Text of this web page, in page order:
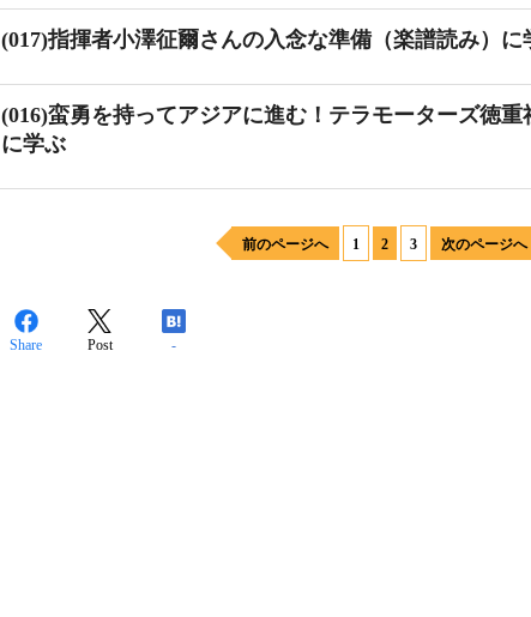
(017)指揮者小澤征爾さんの入念な準備（楽譜読み）に
(016)蛮勇を持ってアジアに進む！テラモーターズ徳
に学ぶ
前のページへ 1 2 3 次のページへ
Share Post -